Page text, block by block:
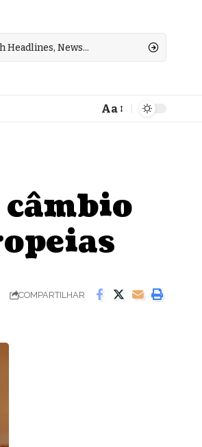
Font
Aa
câmbio
COMPARTILHAR